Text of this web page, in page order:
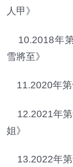
人甲》
10.2018年第
雪將至》
11.2020年第
12.2021年第
姐》
13.2022年第